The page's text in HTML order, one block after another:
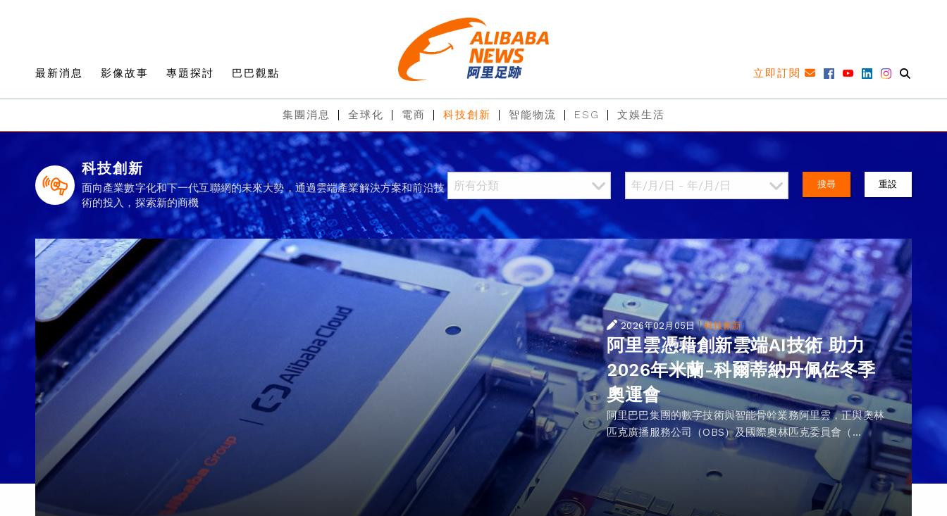
最新消息 影像故事 專題探討 巴巴觀點 立即訂閱
集團消息 全球化 電商 科技創新 智能物流 ESG 文娛生活
科技創新
面向產業數字化和下一代互聯網的未來大勢，通過雲端產業解決方案和前沿技
術的投入，探索新的商機
搜尋 重設
2026年02月05日 |科技創新
阿里雲憑藉創新雲端AI技術 助力
2026年米蘭-科爾蒂納丹佩佐冬季
奧運會
阿里巴巴集團的數字技術與智能骨幹業務阿里雲，正與奧林
匹克廣播服務公司（OBS）及國際奧林匹克委員會（...